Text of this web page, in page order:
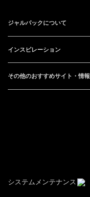
ジャルパックについて
インスピレーション
その他のおすすめサイト・情報
システムメンテナンス